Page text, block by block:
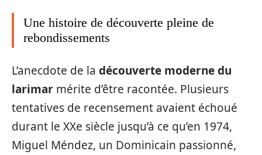
Une histoire de découverte pleine de
rebondissements
L’anecdote de la découverte moderne du
larimar mérite d’être racontée. Plusieurs
tentatives de recensement avaient échoué
durant le XXe siècle jusqu’à ce qu’en 1974,
Miguel Méndez, un Dominicain passionné,